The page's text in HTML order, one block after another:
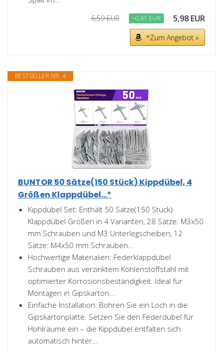
6,59 EUR −0,61 EUR 5,98 EUR
*Zum Angebot »
BESTSELLER NR. 4
BUNTOR 50 Sätze(150 Stück) Kippdübel, 4
Größen Klappdübel...*
Kippdübel Set: Enthält 50 Sätze(150 Stück)
Klappdübel Größen in 4 Varianten, 28 Sätze: M3x50
mm Schrauben und M3 Unterlegscheiben, 12
Sätze: M4x50 mm Schrauben...
Hochwertige Materialien: Federklappdübel
Schrauben aus verzinktem Kohlenstoffstahl mit
optimierter Korrosionsbeständigkeit. Ideal für
Montagen in Gipskarton...
Einfache Installation: Bohren Sie ein Loch in die
Gipskartonplatte. Setzen Sie den Federdübel für
Hohlräume ein – die Kippdübel entfalten sich
automatisch hinter...